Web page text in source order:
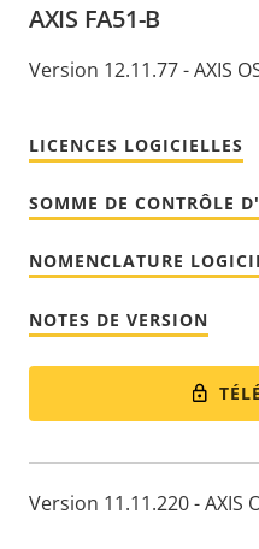
AXIS FA51-B
Version 12.11.77 - AXIS
LICENCES LOGICIELLES
SOMME DE CONTRÔLE
NOMENCLATURE
NOTES DE VERSION
Version 11.11.220 - AXIS